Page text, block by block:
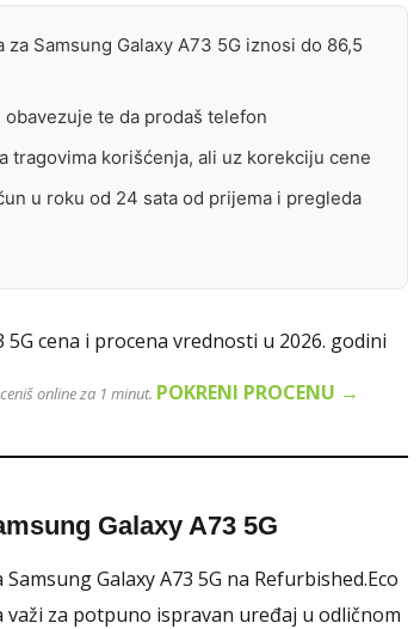
Samsung Galaxy A73 5G iznosi do 86,5
te da prodaš telefon
tragovima korišćenja, ali uz korekciju cene
u roku od 24 sata od prijema i pregleda
online za 1 minut. POKRENI PROCENU →
Galaxy A73 5G
Galaxy A73 5G na Refurbished.Eco
važi za potpuno ispravan uređaj u odličnom